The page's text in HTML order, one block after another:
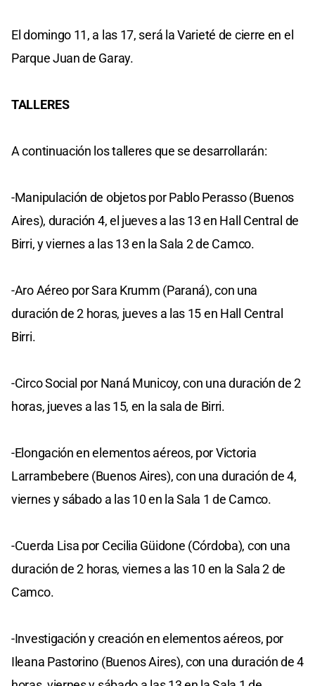
El domingo 11, a las 17, será la Varieté de cierre en el
Parque Juan de Garay.
TALLERES
A continuación los talleres que se desarrollarán:
-Manipulación de objetos por Pablo Perasso (Buenos
Aires), duración 4, el jueves a las 13 en Hall Central de
Birri, y viernes a las 13 en la Sala 2 de Camco.
-Aro Aéreo por Sara Krumm (Paraná), con una
duración de 2 horas, jueves a las 15 en Hall Central
Birri.
-Circo Social por Naná Municoy, con una duración de 2
horas, jueves a las 15, en la sala de Birri.
-Elongación en elementos aéreos, por Victoria
Larrambebere (Buenos Aires), con una duración de 4,
viernes y sábado a las 10 en la Sala 1 de Camco.
-Cuerda Lisa por Cecilia Güidone (Córdoba), con una
duración de 2 horas, viernes a las 10 en la Sala 2 de
Camco.
-Investigación y creación en elementos aéreos, por
Ileana Pastorino (Buenos Aires), con una duración de 4